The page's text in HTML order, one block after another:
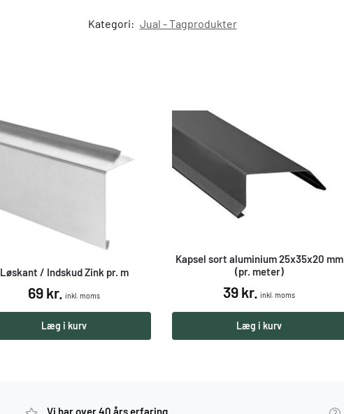
Kategori: Jual - Tagprodukter
Løskant / Indskud Zink pr. m
69kr. inkl. moms
Læg i kurv
Kapsel sort aluminium 25x35x20 mm
(pr. meter)
39kr. inkl. moms
Læg i kurv
Vi har over 40 års erfaring